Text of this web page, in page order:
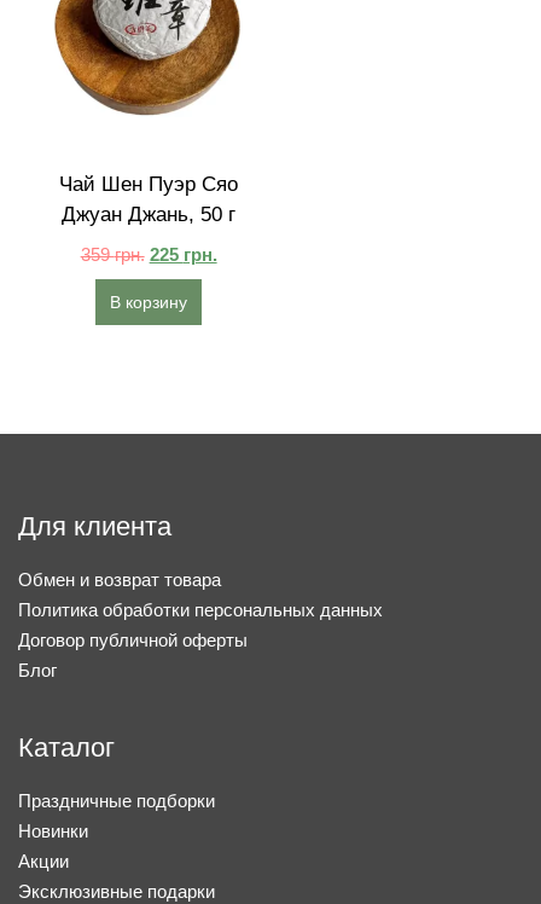
Чай Шен Пуэр Сяо
Джуан Джань, 50 г
359грн. 225 грн.
В корзину
Для клиента
Обмен и возврат товара
Политика обработки персональных данных
Договор публичной оферты
Блог
Каталог
Праздничные подборки
Новинки
Акции
Эксклюзивные подарки